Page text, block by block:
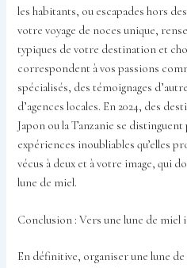
les habitants, ou escapades hors
votre voyage de noces unique,
typiques de votre destination et
correspondent à vos passions
spécialisés, des témoignages
d’agences locales. En 2024, des
Japon ou la Tanzanie se
expériences inoubliables qu’elles
vécus à deux et à votre image, qui
lune de miel.
Conclusion : Vers une lune de miel
En définitive, organiser une lune